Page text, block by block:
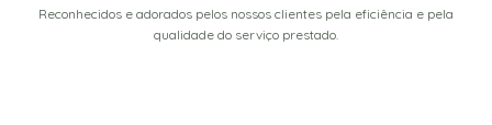
Reconhecidos e adorados pelos nossos clientes pela eficiência e pela
qualidade do serviço prestado.